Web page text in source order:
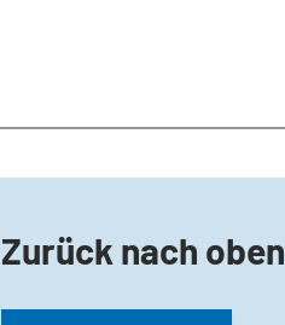
Zurück nach oben